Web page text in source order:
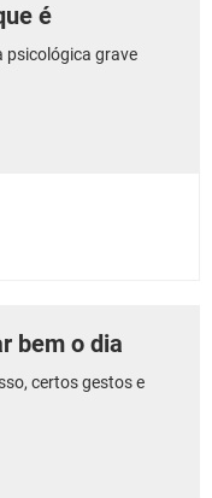
é
psicológica grave
bem o dia
certos gestos e